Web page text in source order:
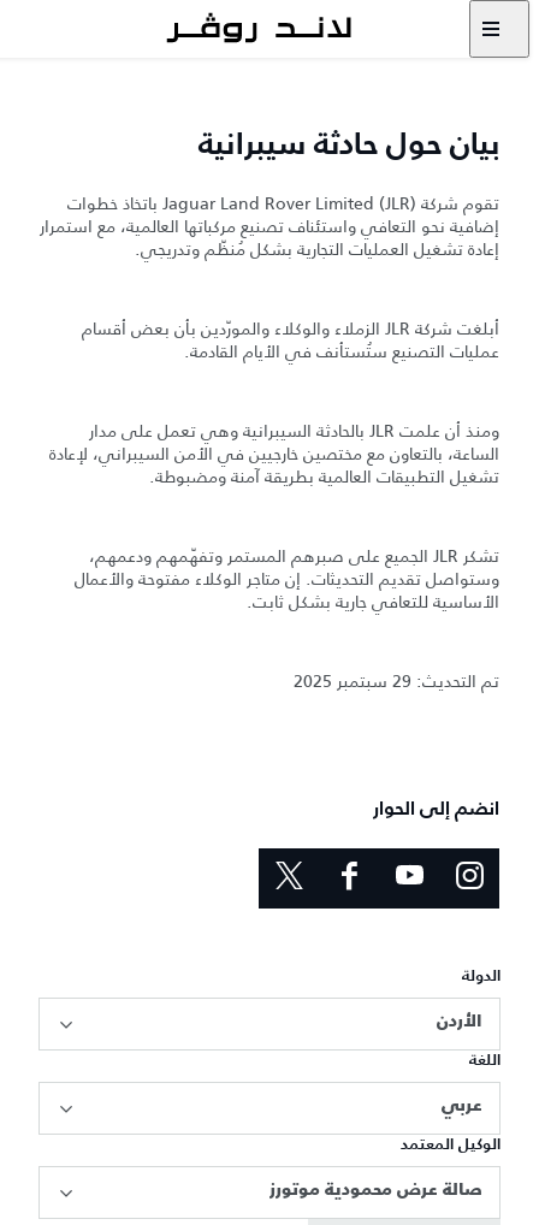
بيان حول حادثة سيبرانية
تقوم شركة Jaguar Land Rover Limited (JLR) باتخاذ خطوات
إضافية نحو التعافي واستئناف تصنيع مركباتها العالمية، مع استمرار
إعادة تشغيل العمليات التجارية بشكل مُنظّم وتدريجي.
أبلغت شركة JLR الزملاء والوكلاء والمورّدين بأن بعض أقسام
عمليات التصنيع ستُستأنف في الأيام القادمة.
ومنذ أن علمت JLR بالحادثة السيبرانية وهي تعمل على مدار
الساعة، بالتعاون مع مختصين خارجيين في الأمن السيبراني، لإعادة
تشغيل التطبيقات العالمية بطريقة آمنة ومضبوطة.
تشكر JLR الجميع على صبرهم المستمر وتفهّمهم ودعمهم،
وستواصل تقديم التحديثات. إن متاجر الوكلاء مفتوحة والأعمال
الأساسية للتعافي جارية بشكل ثابت.
تم التحديث: 29 سبتمبر 2025
انضم إلى الحوار
الدولة
الأردن
اللغة
عربي
الوكيل المعتمد
صالة عرض محمودية موتورز